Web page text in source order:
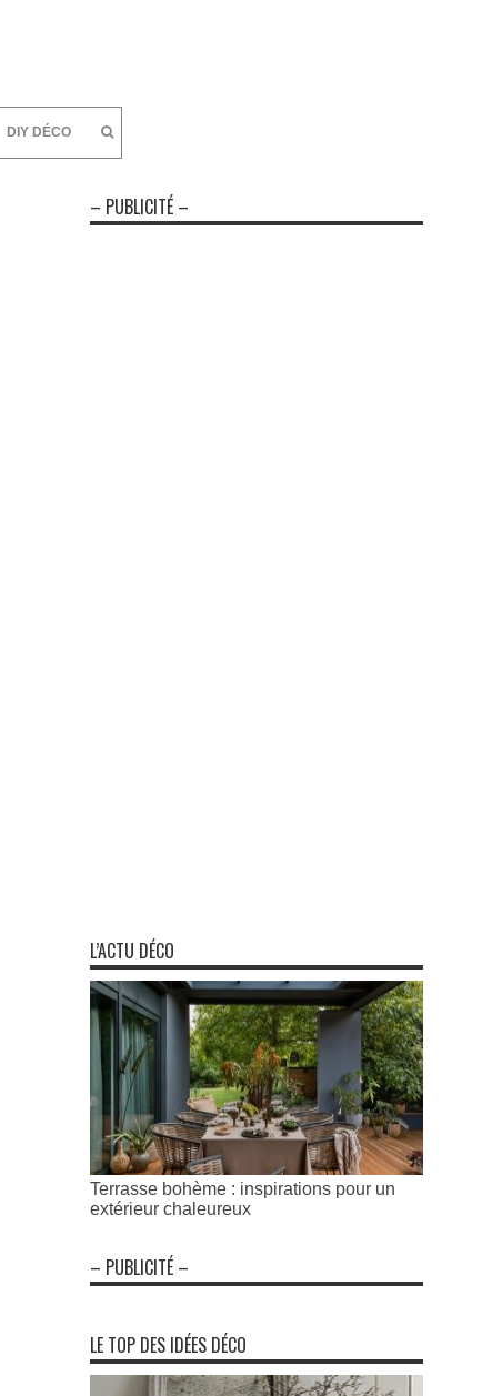
DIY DÉCO
– PUBLICITÉ –
L’ACTU DÉCO
Terrasse bohème : inspirations pour un
extérieur chaleureux
– PUBLICITÉ –
LE TOP DES IDÉES DÉCO